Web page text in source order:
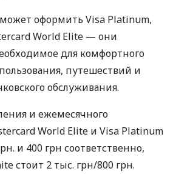
оформить Visa Platinum,
World Elite — они
для комфортного
путешествий и
обслуживания.
и ежемесячного
World Elite и Visa Platinum
и 400 грн соответственно,
стоит 2 тыс. грн/800 грн.